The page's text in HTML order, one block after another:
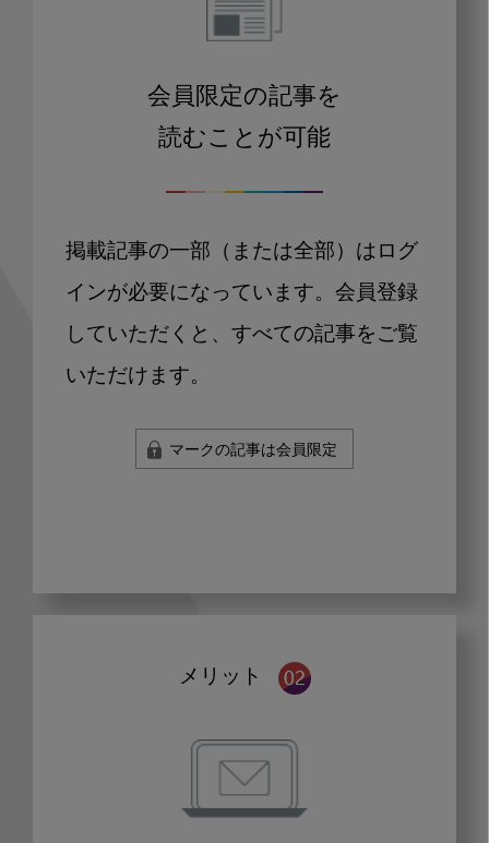
会員限定の記事を
読むことが可能
掲載記事の一部（または全部）はログ
インが必要になっています。会員登録
していただくと、すべての記事をご覧
いただけます。
マークの記事は会員限定
メリット